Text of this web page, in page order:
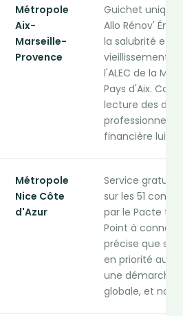
Métropole
Aix-
Marseille-
Provence
Guichet unique
Allo Rénov'
la salubrité et
vieillissement. Il
l'ALEC de la
Pays d'Aix.
lecture des
professionnels
financière lui-
Métropole
Nice Côte
d'Azur
Service gratuit
sur les 51
par le Pacte
Point à
précise que
en priorité aux
une démarche
globale, et non